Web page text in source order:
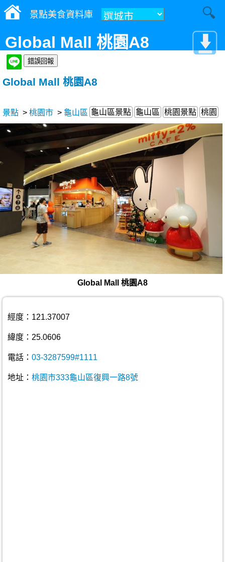
景點美食資料庫
Global Mall 桃園A8
Global Mall 桃園A8
景點 > 桃園市 > 龜山區 龜山區景點 龜山區 桃園景點 桃園
Global Mall 桃園A8
經度：121.37007
緯度：25.0606
電話： 03-3287599#1111
地址： 桃園市333龜山區復興一路8號